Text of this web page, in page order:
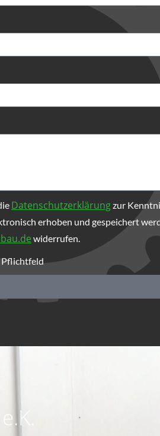
Datenschutzerklärungzur
erhoben und gespeichert
widerrufen.
Pflichtfeld